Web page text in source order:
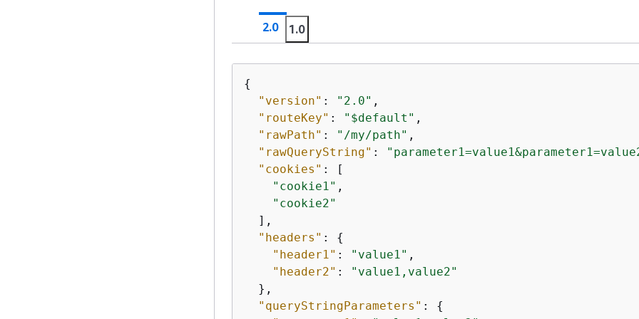
2.0 1.0
{
"version" : "2.0" ,
"routeKey" : "$default" ,
"rawPath" : "/my/path" ,
"rawQueryString" :
"cookies" : [
"cookie1" ,
"cookie2"
  ],
"headers" : {
"header1" : "value1" ,
"header2" :
"value1,value2"
  },
"queryStringParameters" : {